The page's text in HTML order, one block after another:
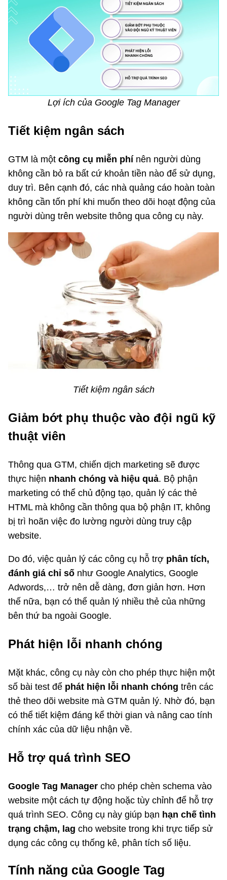
Lợi ích của Google Tag Manager
Tiết kiệm ngân sách
GTM là một công cụ miễn phí nên người dùng
không cần bỏ ra bất cứ khoản tiền nào để sử dụng,
duy trì. Bên cạnh đó, các nhà quảng cáo hoàn toàn
không cần tốn phí khi muốn theo dõi hoạt động của
người dùng trên website thông qua công cụ này.
Tiết kiệm ngân sách
Giảm bớt phụ thuộc vào đội ngũ kỹ
thuật viên
Thông qua GTM, chiến dịch marketing sẽ được
thực hiện nhanh chóng và hiệu quả. Bộ phận
marketing có thể chủ động tạo, quản lý các thẻ
HTML mà không cần thông qua bộ phận IT, không
bị trì hoãn việc đo lường người dùng truy cập
website.
Do đó, việc quản lý các công cụ hỗ trợ phân tích,
đánh giá chỉ số như Google Analytics, Google
Adwords,… trở nên dễ dàng, đơn giản hơn. Hơn
thế nữa, bạn có thể quản lý nhiều thẻ của những
bên thứ ba ngoài Google.
Phát hiện lỗi nhanh chóng
Mặt khác, công cụ này còn cho phép thực hiện một
số bài test để phát hiện lỗi nhanh chóng trên các
thẻ theo dõi website mà GTM quản lý. Nhờ đó, bạn
có thể tiết kiệm đáng kể thời gian và nâng cao tính
chính xác của dữ liệu nhận về.
Hỗ trợ quá trình SEO
Google Tag Manager cho phép chèn schema vào
website một cách tự động hoặc tùy chỉnh để hỗ trợ
quá trình SEO. Công cụ này giúp bạn hạn chế tình
trạng chậm, lag cho website trong khi trực tiếp sử
dụng các công cụ thống kê, phân tích số liệu.
Tính năng của Google Tag